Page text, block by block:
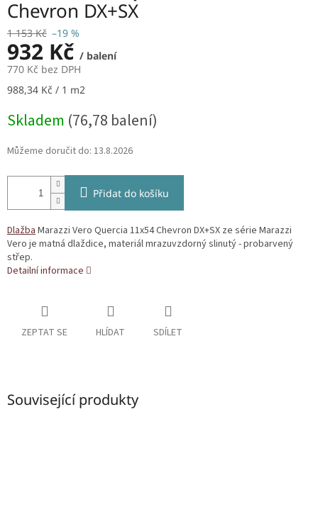
Chevron DX+SX
1 153 Kč –19 %
932 Kč / balení
770 Kč bez DPH
Měrná
988,34 Kč / 1 m2
Skladem (76,78 balení)
Můžeme doručit do: 13.8.2026
Přidat do košíku
DlažbaMarazzi Vero Quercia 11x54 Chevron DX+SX ze série Marazzi
Vero je matná dlaždice, materiál mrazuvzdorný slinutý - probarvený
střep.
Detailní informace
ZEPTAT SE HLÍDAT SDÍLET
Související produkty